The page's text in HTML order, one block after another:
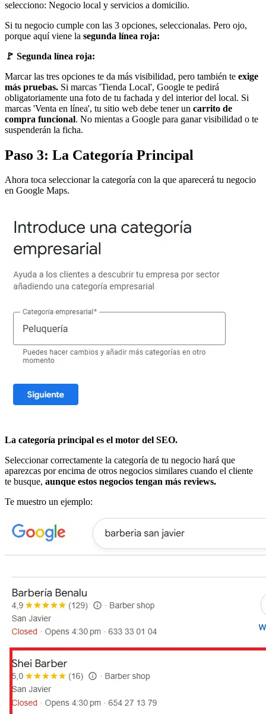
selecciono: Negocio local y servicios a domicilio.
Si tu negocio cumple con las 3 opciones, seleccionalas. Pero ojo,
porque aquí viene la segunda línea roja:
🚩 Segunda línea roja:
Marcar las tres opciones te da más visibilidad, pero también te exige
más pruebas. Si marcas 'Tienda Local', Google te pedirá
obligatoriamente una foto de tu fachada y del interior del local. Si
marcas 'Venta en línea', tu sitio web debe tener un carrito de
compra funcional. No mientas a Google para ganar visibilidad o te
suspenderán la ficha.
Paso 3: La Categoría Principal
Ahora toca seleccionar la categoría con la que aparecerá tu negocio
en Google Maps.
La categoría principal es el motor del SEO.
Seleccionar correctamente la categoría de tu negocio hará que
aparezcas por encima de otros negocios similares cuando el cliente
te busque, aunque estos negocios tengan más reviews.
Te muestro un ejemplo: